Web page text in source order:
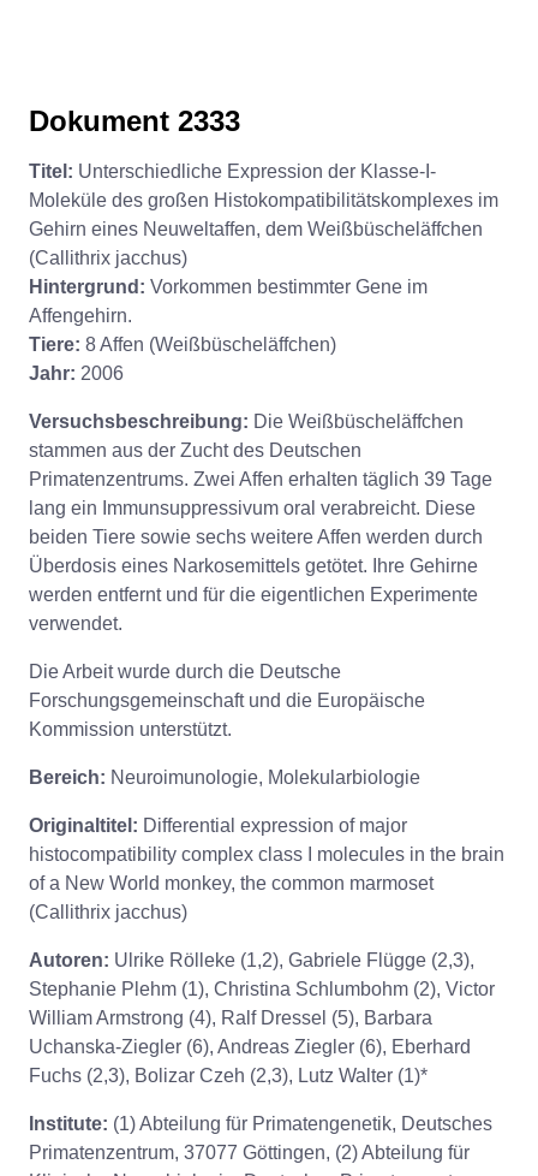
Dokument 2333
Titel: Unterschiedliche Expression der Klasse-I-
Moleküle des großen Histokompatibilitätskomplexes im
Gehirn eines Neuweltaffen, dem Weißbüscheläffchen
(Callithrix jacchus)
Hintergrund: Vorkommen bestimmter Gene im
Affengehirn.
Tiere: 8 Affen (Weißbüscheläffchen)
Jahr: 2006
Versuchsbeschreibung: Die Weißbüscheläffchen
stammen aus der Zucht des Deutschen
Primatenzentrums. Zwei Affen erhalten täglich 39 Tage
lang ein Immunsuppressivum oral verabreicht. Diese
beiden Tiere sowie sechs weitere Affen werden durch
Überdosis eines Narkosemittels getötet. Ihre Gehirne
werden entfernt und für die eigentlichen Experimente
verwendet.
Die Arbeit wurde durch die Deutsche
Forschungsgemeinschaft und die Europäische
Kommission unterstützt.
Bereich: Neuroimunologie, Molekularbiologie
Originaltitel: Differential expression of major
histocompatibility complex class I molecules in the brain
of a New World monkey, the common marmoset
(Callithrix jacchus)
Autoren: Ulrike Rölleke (1,2), Gabriele Flügge (2,3),
Stephanie Plehm (1), Christina Schlumbohm (2), Victor
William Armstrong (4), Ralf Dressel (5), Barbara
Uchanska-Ziegler (6), Andreas Ziegler (6), Eberhard
Fuchs (2,3), Bolizar Czeh (2,3), Lutz Walter (1)*
Institute: (1) Abteilung für Primatengenetik, Deutsches
Primatenzentrum, 37077 Göttingen, (2) Abteilung für